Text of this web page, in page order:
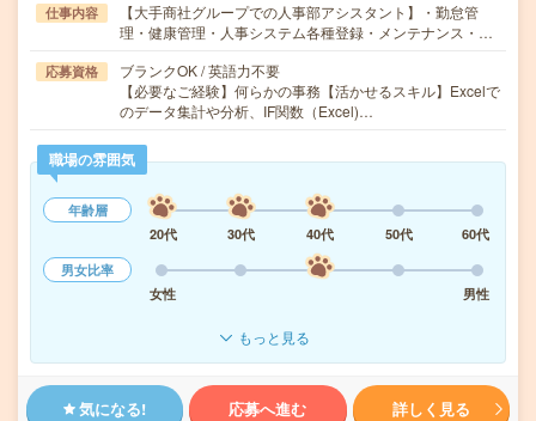
仕事内容
【大手商社グループでの人事部アシスタント】・勤怠管
理・健康管理・人事システム各種登録・メンテナンス・…
応募資格
ブランクOK / 英語力不要
【必要なご経験】何らかの事務【活かせるスキル】Excelで
のデータ集計や分析、IF関数（Excel)…
職場の雰囲気
年齢層
20代
30代 40代 50代
60代
男女比率
女性
男性
もっと見る
気になる! 応募へ進む 詳しく見る